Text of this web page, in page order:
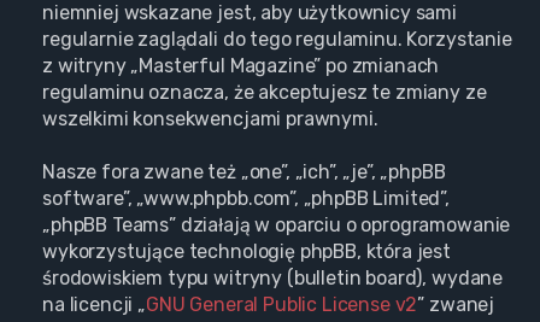
niemniej wskazane jest, aby użytkownicy sami
regularnie zaglądali do tego regulaminu. Korzystanie
z witryny „Masterful Magazine” po zmianach
regulaminu oznacza, że akceptujesz te zmiany ze
wszelkimi konsekwencjami prawnymi.
Nasze fora zwane też „one”, „ich”, „je”, „phpBB
software”, „www.phpbb.com”, „phpBB Limited”,
„phpBB Teams” działają w oparciu o oprogramowanie
wykorzystujące technologię phpBB, która jest
środowiskiem typu witryny (bulletin board), wydane
na licencji „GNU General Public License v2” zwanej